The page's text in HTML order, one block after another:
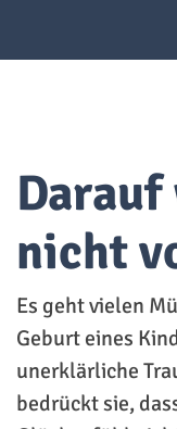
nicht
Es geht vielen
Geburt eines
unerklärliche
bedrückt sie,